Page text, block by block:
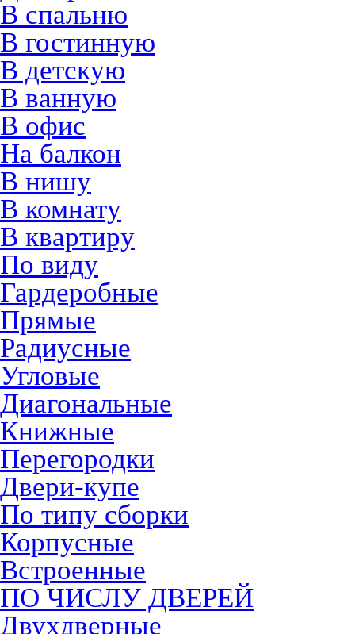
В спальню
В гостинную
В детскую
В ванную
В офис
На балкон
В нишу
В комнату
В квартиру
По виду
Гардеробные
Прямые
Радиусные
Угловые
Диагональные
Книжные
Перегородки
Двери-купе
По типу сборки
Корпусные
Встроенные
ПО ЧИСЛУ ДВЕРЕЙ
Двухдверные